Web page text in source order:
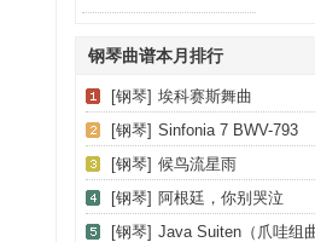
钢琴曲谱本月排行
[钢琴] 埃科赛斯舞曲
[钢琴] Sinfonia 7 BWV-793
[钢琴] 候鸟流星雨
[钢琴] 阿根廷，你别哭泣
[钢琴] Java Suiten（爪哇组